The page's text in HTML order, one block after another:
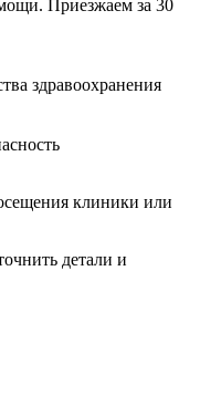
Приезжаем за 30
здравоохранения
клиники или
детали и